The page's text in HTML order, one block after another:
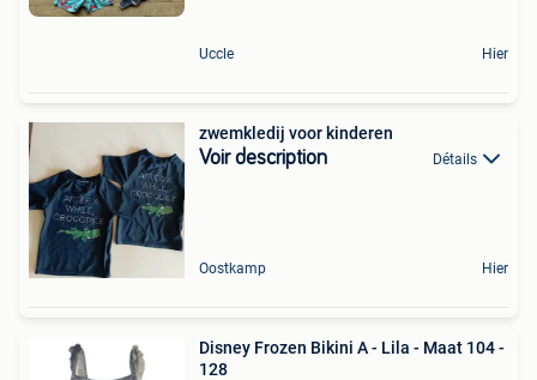
Uccle Hier
zwemkledij voor kinderen
Voir description Détails
Oostkamp Hier
Disney Frozen Bikini A - Lila - Maat 104 -
128